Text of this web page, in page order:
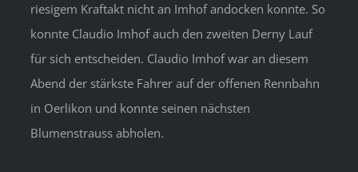
riesigem Kraftakt nicht an Imhof andocken konnte. So
konnte Claudio Imhof auch den zweiten Derny Lauf
für sich entscheiden. Claudio Imhof war an diesem
Abend der stärkste Fahrer auf der offenen Rennbahn
in Oerlikon und konnte seinen nächsten
Blumenstrauss abholen.